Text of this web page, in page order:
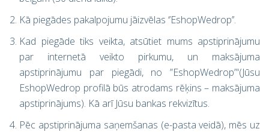
Kā piegādes pakalpojumu jāizvēlas ‘’EshopWedrop’’.
Kad piegāde tiks veikta, atsūtiet mums apstiprinājumu
par internetā veikto pirkumu, un maksājuma
apstiprinājumu par piegādi, no ”EshopWedrop”'(Jūsu
EshopWedrop profilā būs atrodams rēķins – maksājuma
apstiprinājums). Kā arī Jūsu bankas rekvizītus.
Pēc apstiprinājuma saņemšanas (e-pasta veidā), mēs uz